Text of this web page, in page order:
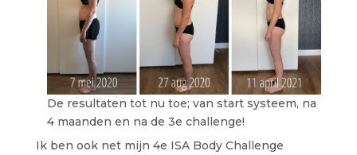
De resultaten tot nu toe; van start systeem, na
4 maanden en na de 3e challenge!
Ik ben ook net mijn 4e ISA Body Challenge